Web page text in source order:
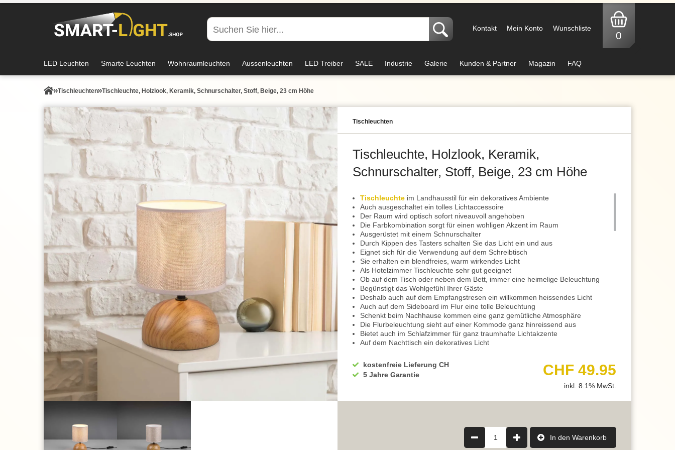
Kontakt Mein Konto Wunschliste
0
LED Leuchten Smarte Leuchten Wohnraumleuchten Aussenleuchten LED Treiber SALE Industrie Galerie Kunden & Partner Magazin FAQ
Tisch­leuchten Tischleuchte, Holzlook, Keramik, Schnurschalter, Stoff, Beige, 23 cm Höhe
Tisch­leuchten
Tischleuchte, Holzlook, Keramik,
Schnurschalter, Stoff, Beige, 23 cm Höhe
Tischleuchte im Landhausstil für ein dekoratives Ambiente
Auch ausgeschaltet ein tolles Lichtaccessoire
Der Raum wird optisch sofort niveauvoll angehoben
Die Farbkombination sorgt für einen wohligen Akzent im Raum
Ausgerüstet mit einem Schnurschalter
Durch Kippen des Tasters schalten Sie das Licht ein und aus
Eignet sich für die Verwendung auf dem Schreibtisch
Sie erhalten ein blendfreies, warm wirkendes Licht
Als Hotelzimmer Tischleuchte sehr gut geeignet
Ob auf dem Tisch oder neben dem Bett, immer eine heimelige Beleuchtung
Begünstigt das Wohlgefühl Ihrer Gäste
Deshalb auch auf dem Empfangstresen ein willkommen heissendes Licht
Auch auf dem Sideboard im Flur eine tolle Beleuchtung
Schenkt beim Nachhause kommen eine ganz gemütliche Atmosphäre
Die Flurbeleuchtung sieht auf einer Kommode ganz hinreissend aus
Bietet auch im Schlafzimmer für ganz traumhafte Lichtakzente
Auf dem Nachttisch ein dekoratives Licht
Eignet sich sehr gut für den Sofabereich im Wohnzimmer
Auf dem Beistelltisch ein passendes Licht
Ob bei der Handarbeit oder beim Lesen, einfach das Licht jederzeit zuschalten
Ideal beim Lesen, Spiele spielen oder als Hauptlicht am Abend
Schalten Sie das Licht aus und direkt wieder an, erhalten Sie eine Intensität von
kostenfreie Lieferung CH
5 Jahre Garantie
CHF 49.95
inkl. 8.1% MwSt.
1 In den Warenkorb